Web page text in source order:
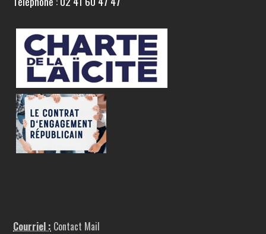
Courriel : Contact Mail